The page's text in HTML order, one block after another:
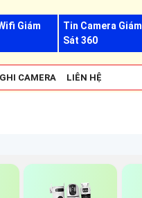
Giám
Tin Camera Giám
Sát 360
CAMERA LIÊN HỆ